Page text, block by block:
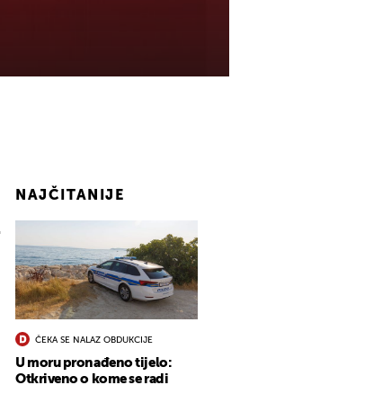
NAJČITANIJE
ČEKA SE NALAZ OBDUKCIJE
U moru pronađeno tijelo:
Otkriveno o kome se radi